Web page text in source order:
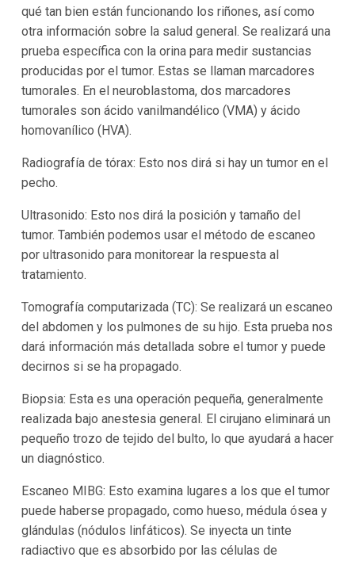
qué tan bien están funcionando los riñones, así como
otra información sobre la salud general. Se realizará una
prueba específica con la orina para medir sustancias
producidas por el tumor. Estas se llaman marcadores
tumorales. En el neuroblastoma, dos marcadores
tumorales son ácido vanilmandélico (VMA) y ácido
homovanílico (HVA).
Radiografía de tórax: Esto nos dirá si hay un tumor en el
pecho.
Ultrasonido: Esto nos dirá la posición y tamaño del
tumor. También podemos usar el método de escaneo
por ultrasonido para monitorear la respuesta al
tratamiento.
Tomografía computarizada (TC): Se realizará un escaneo
del abdomen y los pulmones de su hijo. Esta prueba nos
dará información más detallada sobre el tumor y puede
decirnos si se ha propagado.
Biopsia: Esta es una operación pequeña, generalmente
realizada bajo anestesia general. El cirujano eliminará un
pequeño trozo de tejido del bulto, lo que ayudará a hacer
un diagnóstico.
Escaneo MIBG: Esto examina lugares a los que el tumor
puede haberse propagado, como hueso, médula ósea y
glándulas (nódulos linfáticos). Se inyecta un tinte
radiactivo que es absorbido por las células de